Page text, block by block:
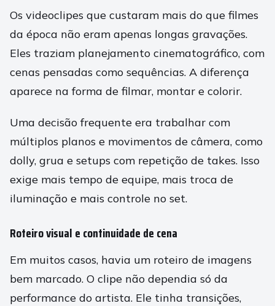
Os videoclipes que custaram mais do que filmes
da época não eram apenas longas gravações.
Eles traziam planejamento cinematográfico, com
cenas pensadas como sequências. A diferença
aparece na forma de filmar, montar e colorir.
Uma decisão frequente era trabalhar com
múltiplos planos e movimentos de câmera, como
dolly, grua e setups com repetição de takes. Isso
exige mais tempo de equipe, mais troca de
iluminação e mais controle no set.
Roteiro visual e continuidade de cena
Em muitos casos, havia um roteiro de imagens
bem marcado. O clipe não dependia só da
performance do artista. Ele tinha transições,